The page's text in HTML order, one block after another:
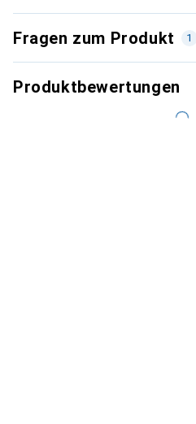
Fragen zum Produkt 1
Produktbewertungen